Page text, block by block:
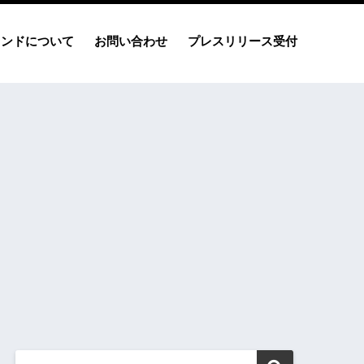
ドについて お問い合わせ プレスリリース受付